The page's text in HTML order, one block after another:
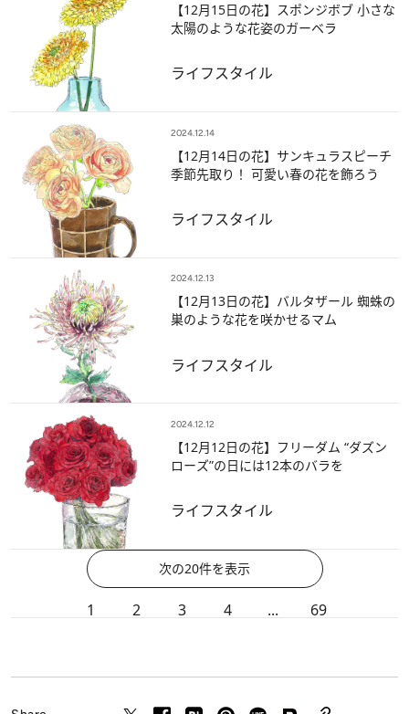
【12月15日の花】スポンジボブ 小さな
太陽のような花姿のガーベラ
ライフスタイル
2024.12.14
【12月14日の花】サンキュラスピーチ
季節先取り！ 可愛い春の花を飾ろう
ライフスタイル
2024.12.13
【12月13日の花】バルタザール 蜘蛛の
巣のような花を咲かせるマム
ライフスタイル
2024.12.12
【12月12日の花】フリーダム “ダズン
ローズ”の日には12本のバラを
ライフスタイル
次の20件を表示
1 2 3 4 ... 69